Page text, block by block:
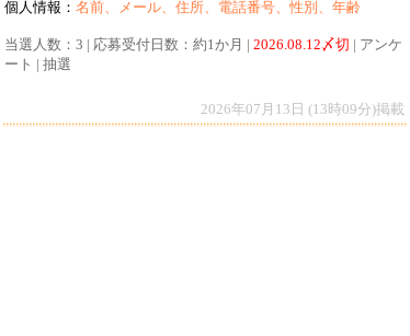
個人情報： 名前、メール、住所、電話番号、性別、年齢
当選人数：3 | 応募受付日数：約1か月 | 2026.08.12〆切 | アンケ
ート | 抽選
2026年07月13日 (13時09分)掲載